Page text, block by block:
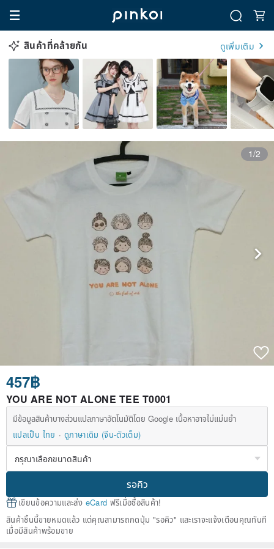
สินค้าที่คล้ายกัน ดูเพิ่มเติม
1/2
457฿
YOU ARE NOT ALONE TEE T0001
มีข้อมูลสินค้าบางส่วนแปลภาษาอัตโนมัติโดย Google เนื้อหาอาจไม่แม่นยำ
แปลเป็น ไทย
ดูภาษาเดิม (จีน-ตัวเต็ม)
รอคิว
เขียนข้อความและส่ง eCard ฟรีเมื่อซื้อสินค้า!
สินค้าชิ้นนี้ขายหมดแล้ว แต่คุณสามารถกดปุ่ม "รอคิว" และเราจะแจ้งเตือนคุณทันที
เมื่อมีสินค้าพร้อมขาย